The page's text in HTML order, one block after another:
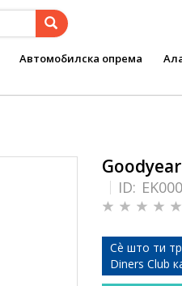
Автомобилска опрема
ID:
Сѐ што ти
Diners Club